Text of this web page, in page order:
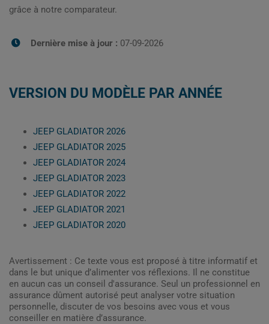
grâce à notre comparateur.
Dernière mise à jour : 07-09-2026
VERSION DU MODÈLE PAR ANNÉE
JEEP GLADIATOR 2026
JEEP GLADIATOR 2025
JEEP GLADIATOR 2024
JEEP GLADIATOR 2023
JEEP GLADIATOR 2022
JEEP GLADIATOR 2021
JEEP GLADIATOR 2020
Avertissement : Ce texte vous est proposé à titre informatif et
dans le but unique d’alimenter vos réflexions. Il ne constitue
en aucun cas un conseil d'assurance. Seul un professionnel en
assurance dûment autorisé peut analyser votre situation
personnelle, discuter de vos besoins avec vous et vous
conseiller en matière d’assurance.